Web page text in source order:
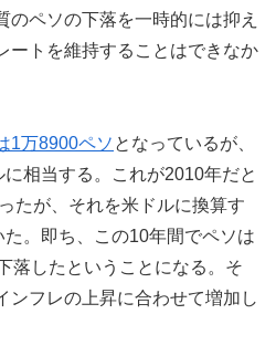
のペソの下落を一時的には抑え
ートを維持することはできなか
1万8900ペソ となっているが、
相当する。これが2010年だと
たが、それを米ドルに換算す
。即ち、この10年間でペソは
落したということになる。そ
ンフレの上昇に合わせて増加し